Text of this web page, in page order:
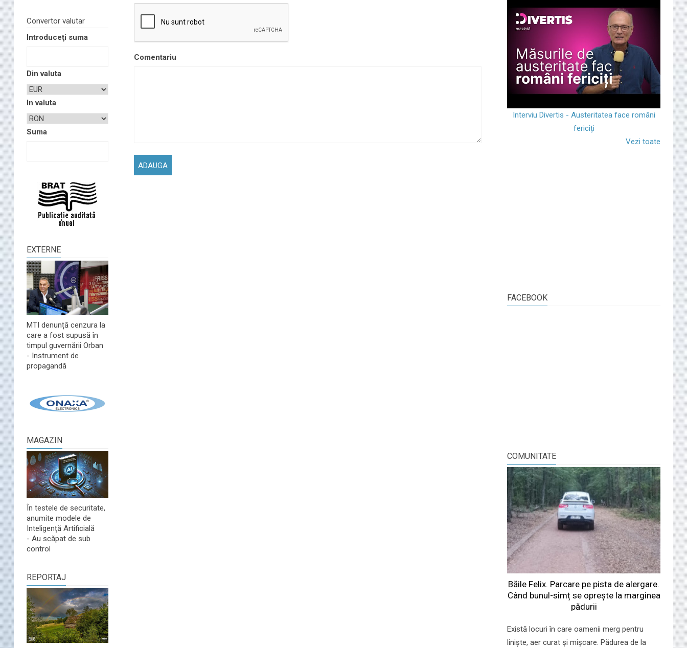
Convertor valutar
Introduceţi suma
Din valuta
In valuta
Suma
EXTERNE
MTI denunță cenzura la
care a fost supusă în
timpul guvernării Orban
- Instrument de
propagandă
MAGAZIN
În testele de securitate,
anumite modele de
Inteligență Artificială
- Au scăpat de sub
control
REPORTAJ
Comentariu
Interviu Divertis - Austeritatea face români
fericiți
Vezi toate
FACEBOOK
COMUNITATE
Băile Felix. Parcare pe pista de alergare.
Când bunul-simț se oprește la marginea
pădurii
Există locuri în care oamenii merg pentru
liniște, aer curat și mișcare. Pădurea de la